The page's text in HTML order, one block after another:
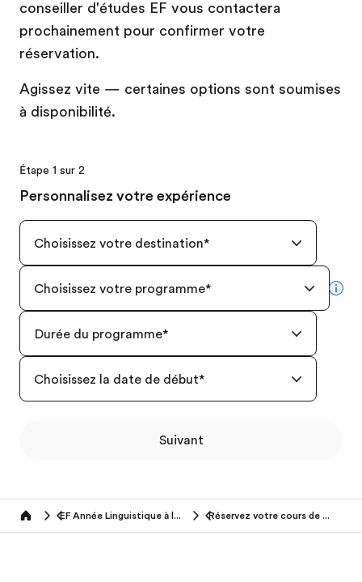
Rejoignez nos équipes
conseiller d'études EF vous contactera
prochainement pour confirmer votre
réservation.
Agissez vite — certaines options sont soumises
à disponibilité.
Étape 1 sur 2
Personnalisez votre expérience
Choisissez votre destination*
Choisissez votre programme*
Durée du programme*
Choisissez la date de début*
Suivant
Home EF Année Linguistique à l'Etranger Réservez votre cours de langue